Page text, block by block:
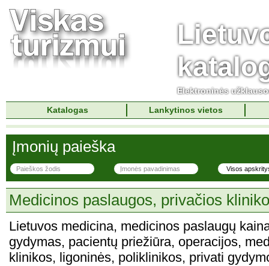
Elektroninės
Katalogas
Lankytinos vietos
Įmonių paieška
Medicinos paslaugos, privačios
Lietuvos medicina, medicinos paslaugų
gydymas, pacientų priežiūra, operacijos,
klinikos, ligoninės, poliklinikos, privati